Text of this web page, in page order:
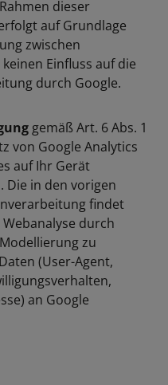
dieser
auf Grundlage
zwischen
Einfluss auf die
durch Google.
gemäß Art. 6 Abs. 1
von Google Analytics
auf Ihr Gerät
Die in den vorigen
findet
durch
zu
(User-Agent,
an Google